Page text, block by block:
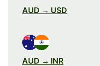
AUD → USD
AUD → INR